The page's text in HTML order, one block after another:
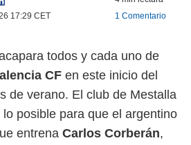
17:29 CET
1 Comentario
todos y cada uno de
CF en este inicio del
de verano. El club de Mestalla
posible para que el argentino
entrena Carlos Corberán,